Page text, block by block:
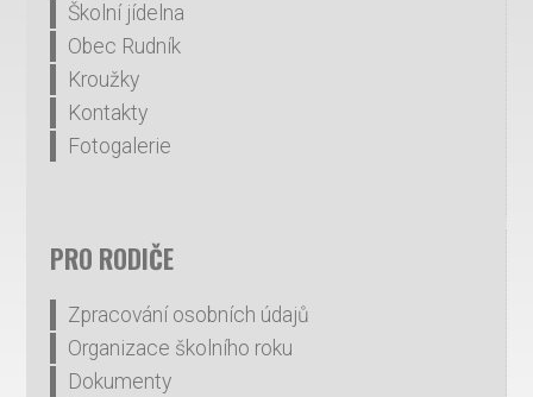
Školní jídelna
Obec Rudník
Kroužky
Kontakty
Fotogalerie
PRO RODIČE
Zpracování osobních údajů
Organizace školního roku
Dokumenty